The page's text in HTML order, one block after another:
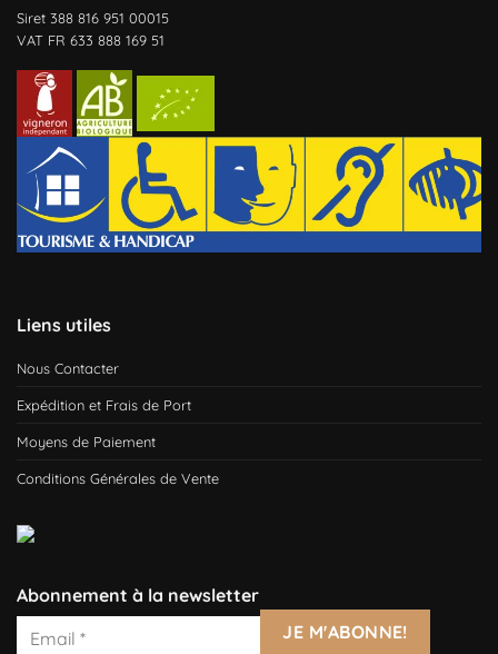
Siret 388 816 951 00015
VAT FR 633 888 169 51
Liens utiles
Nous Contacter
Expédition et Frais de Port
Moyens de Paiement
Conditions Générales de Vente
Abonnement à la newsletter